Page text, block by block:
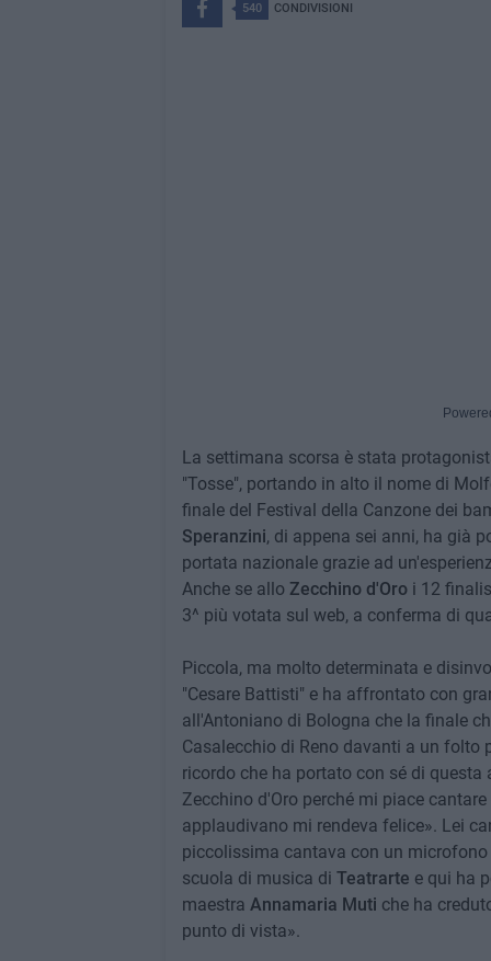
540 CONDIVISIONI
La settimana scorsa è stata
"Tosse", portando in alto il nome di
finale del Festival della Canzone dei
Speranzini, di appena sei anni, ha già
portata nazionale grazie ad
Anche se allo Zecchino d'Oroi 12
3^ più votata sul web, a conferma di
Piccola, ma molto determinata e
"Cesare Battisti" e ha affrontato con
all'Antoniano di Bologna che la finale
Casalecchio di Reno davanti a un folto
ricordo che ha portato con sé di
Zecchino d'Oro perché mi piace
applaudivano mi rendeva felice». Lei
piccolissima cantava con un
scuola di musica di Teatrarte e qui ha
maestra Annamaria Muti che ha
punto di vista».